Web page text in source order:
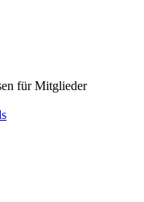
für Mitglieder